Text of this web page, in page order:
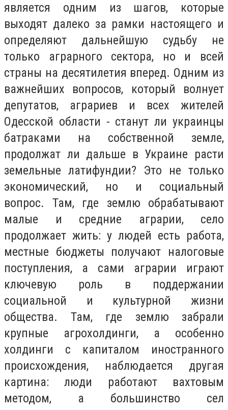
является одним из шагов, которые
выходят далеко за рамки настоящего и
определяют дальнейшую судьбу не
только аграрного сектора, но и всей
страны на десятилетия вперед. Одним из
важнейших вопросов, который волнует
депутатов, аграриев и всех жителей
Одесской области - станут ли украинцы
батраками на собственной земле,
продолжат ли дальше в Украине расти
земельные латифундии? Это не только
экономический, но и социальный
вопрос. Там, где землю обрабатывают
малые и средние аграрии, село
продолжает жить: у людей есть работа,
местные бюджеты получают налоговые
поступления, а сами аграрии играют
ключевую роль в поддержании
социальной и культурной жизни
общества. Там, где землю забрали
крупные агрохолдинги, а особенно
холдинги с капиталом иностранного
происхождения, наблюдается другая
картина: люди работают вахтовым
методом, а большинство сел